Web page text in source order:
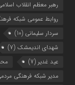
رهبر معظم انقلاب
روابط عمومی شبکه
سردار سلیمانی (10)
شهدای اندیمشک (7)
عید غدیر (7)
مدیر شبکه فرهنگی